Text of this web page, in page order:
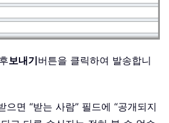
보내기버튼을 클릭하여 발송합니
으면 “받는 사람” 필드에 “공개되지